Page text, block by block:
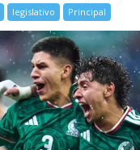
legislativo Principal